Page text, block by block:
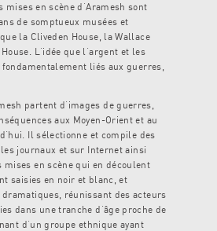
mises en scène d’Aramesh sont
de somptueux musées et
la Cliveden House, la Wallace
L’idée que l’argent et les
liés aux guerres,
partent d’images de guerres,
aux Moyen-Orient et au
Il sélectionne et compile des
journaux et sur Internet ainsi
mises en scène qui en découlent
saisies en noir et blanc, et
réunissant des acteurs
dans une tranche d’âge proche de
d’un groupe ethnique ayant